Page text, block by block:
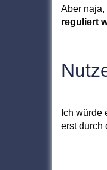
Aber naja,
reguliert
Ich würde
erst durch